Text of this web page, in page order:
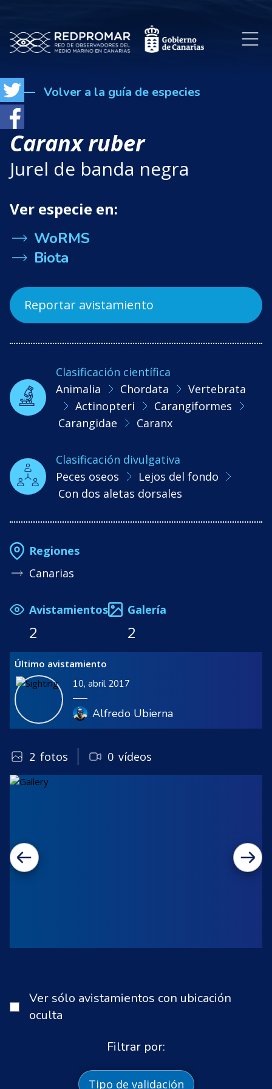
Volver a la guía de especies
Caranx ruber
Jurel de banda negra
Ver especie en:
WoRMS
Biota
Reportar avistamiento
Clasificación científica
Animalia
Chordata
Vertebrata
Actinopteri
Carangiformes
Carangidae
Caranx
Clasificación divulgativa
Peces oseos
Lejos del fondo
Con dos aletas dorsales
Regiones
Canarias
Avistamientos
2
Galería
2
Último avistamiento
10, abril 2017
Alfredo Ubierna
2 fotos 0 vídeos
Ver sólo avistamientos con ubicación
oculta
Filtrar por:
Tipo de validación